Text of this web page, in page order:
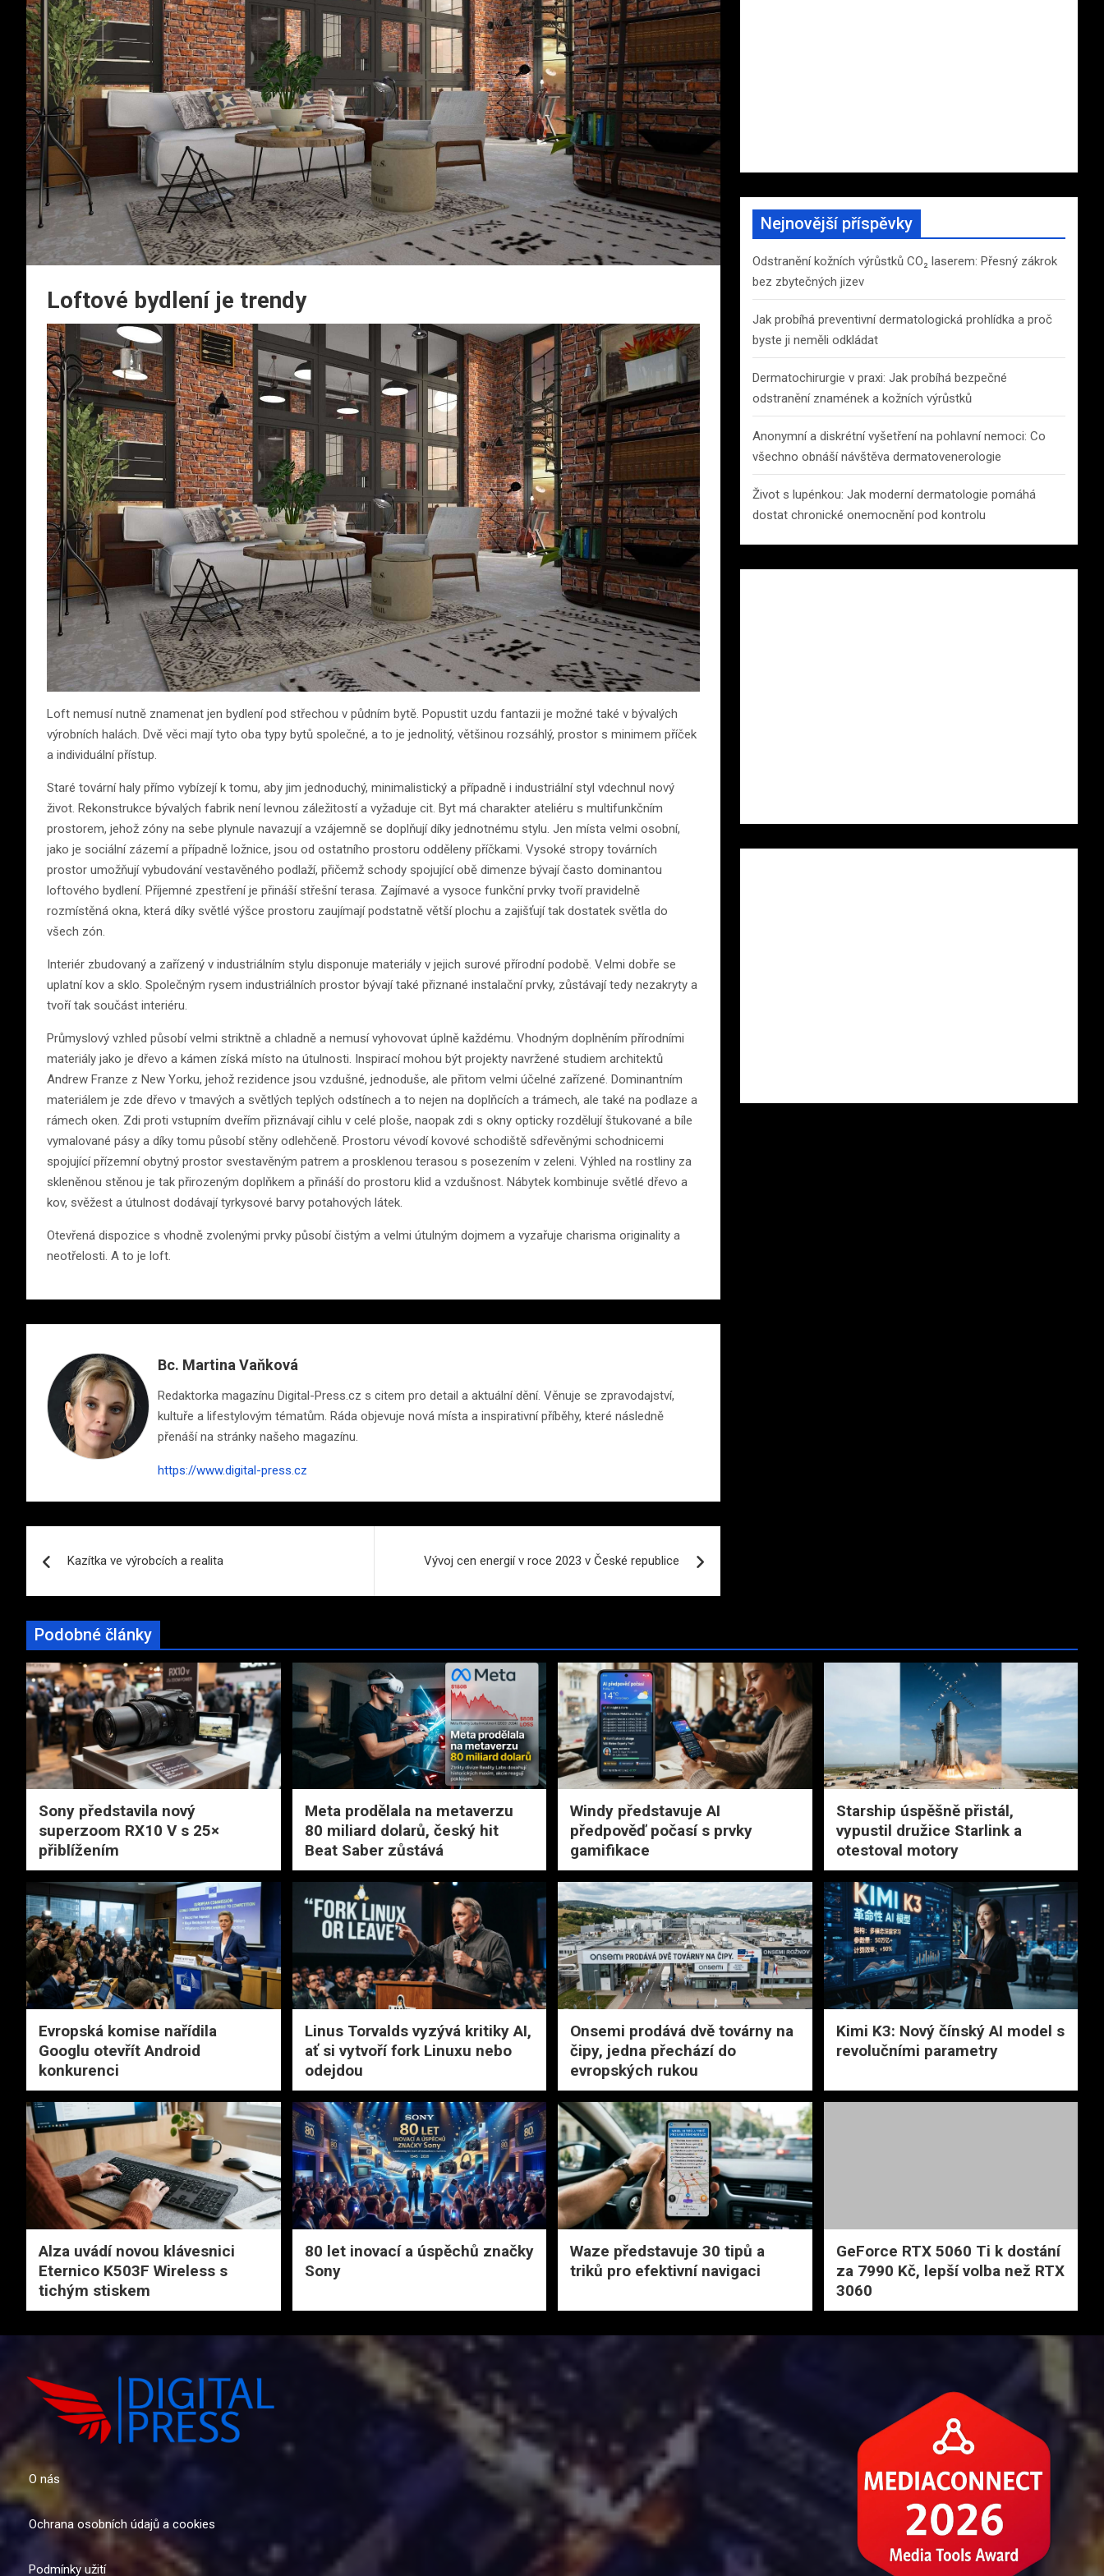
Loftové bydlení je trendy
Loft nemusí nutně znamenat jen bydlení pod střechou v půdním bytě. Popustit uzdu fantazii je možné také v bývalých
výrobních halách. Dvě věci mají tyto oba typy bytů společné, a to je jednolitý, většinou rozsáhlý, prostor s minimem příček
a individuální přístup.
Staré tovární haly přímo vybízejí k tomu, aby jim jednoduchý, minimalistický a případně i industriální styl vdechnul nový
život. Rekonstrukce bývalých fabrik není levnou záležitostí a vyžaduje cit. Byt má charakter ateliéru s multifunkčním
prostorem, jehož zóny na sebe plynule navazují a vzájemně se doplňují díky jednotnému stylu. Jen místa velmi osobní,
jako je sociální zázemí a případně ložnice, jsou od ostatního prostoru odděleny příčkami. Vysoké stropy továrních
prostor umožňují vybudování vestavěného podlaží, přičemž schody spojující obě dimenze bývají často dominantou
loftového bydlení. Příjemné zpestření je přináší střešní terasa. Zajímavé a vysoce funkční prvky tvoří pravidelně
rozmístěná okna, která díky světlé výšce prostoru zaujímají podstatně větší plochu a zajišťují tak dostatek světla do
všech zón.
Interiér zbudovaný a zařízený v industriálním stylu disponuje materiály v jejich surové přírodní podobě. Velmi dobře se
uplatní kov a sklo. Společným rysem industriálních prostor bývají také přiznané instalační prvky, zůstávají tedy nezakryty a
tvoří tak součást interiéru.
Průmyslový vzhled působí velmi striktně a chladně a nemusí vyhovovat úplně každému. Vhodným doplněním přírodními
materiály jako je dřevo a kámen získá místo na útulnosti. Inspirací mohou být projekty navržené studiem architektů
Andrew Franze z New Yorku, jehož rezidence jsou vzdušné, jednoduše, ale přitom velmi účelné zařízené. Dominantním
materiálem je zde dřevo v tmavých a světlých teplých odstínech a to nejen na doplňcích a trámech, ale také na podlaze a
rámech oken. Zdi proti vstupním dveřím přiznávají cihlu v celé ploše, naopak zdi s okny opticky rozdělují štukované a bíle
vymalované pásy a díky tomu působí stěny odlehčeně. Prostoru vévodí kovové schodiště sdřevěnými schodnicemi
spojující přízemní obytný prostor svestavěným patrem a prosklenou terasou s posezením v zeleni. Výhled na rostliny za
skleněnou stěnou je tak přirozeným doplňkem a přináší do prostoru klid a vzdušnost. Nábytek kombinuje světlé dřevo a
kov, svěžest a útulnost dodávají tyrkysové barvy potahových látek.
Otevřená dispozice s vhodně zvolenými prvky působí čistým a velmi útulným dojmem a vyzařuje charisma originality a
neotřelosti. A to je loft.
Bc. Martina Vaňková
Redaktorka magazínu Digital-Press.cz s citem pro detail a aktuální dění. Věnuje se zpravodajství,
kultuře a lifestylovým tématům. Ráda objevuje nová místa a inspirativní příběhy, které následně
přenáší na stránky našeho magazínu.
https://www.digital-press.cz
pro
Kazítka ve výrobcích a realita Vývoj cen energií v roce 2023 v České republice
Nejnovější příspěvky
Odstranění kožních výrůstků CO₂ laserem: Přesný zákrok
bez zbytečných jizev
Jak probíhá preventivní dermatologická prohlídka a proč
byste ji neměli odkládat
Dermatochirurgie v praxi: Jak probíhá bezpečné
odstranění znamének a kožních výrůstků
Anonymní a diskrétní vyšetření na pohlavní nemoci: Co
všechno obnáší návštěva dermatovenerologie
Život s lupénkou: Jak moderní dermatologie pomáhá
dostat chronické onemocnění pod kontrolu
Podobné články
Sony představila nový
superzoom RX10 V s 25×
přiblížením
Meta prodělala na metaverzu
80 miliard dolarů, český hit
Beat Saber zůstává
Windy představuje AI
předpověď počasí s prvky
gamifikace
Starship úspěšně přistál,
vypustil družice Starlink a
otestoval motory
Evropská komise nařídila
Googlu otevřít Android
konkurenci
Linus Torvalds vyzývá kritiky AI,
ať si vytvoří fork Linuxu nebo
odejdou
Onsemi prodává dvě továrny na
čipy, jedna přechází do
evropských rukou
Kimi K3: Nový čínský AI model s
revolučními parametry
Alza uvádí novou klávesnici
Eternico K503F Wireless s
tichým stiskem
80 let inovací a úspěchů značky
Sony
Waze představuje 30 tipů a
triků pro efektivní navigaci
GeForce RTX 5060 Ti k dostání
za 7990 Kč, lepší volba než RTX
3060
O nás
Ochrana osobních údajů a cookies
Podmínky užití